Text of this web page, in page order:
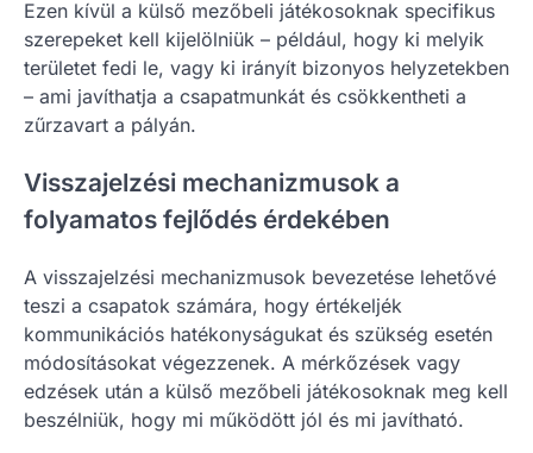
Ezen kívül a külső mezőbeli játékosoknak specifikus
szerepeket kell kijelölniük – például, hogy ki melyik
területet fedi le, vagy ki irányít bizonyos helyzetekben
– ami javíthatja a csapatmunkát és csökkentheti a
zűrzavart a pályán.
Visszajelzési mechanizmusok a
folyamatos fejlődés érdekében
A visszajelzési mechanizmusok bevezetése lehetővé
teszi a csapatok számára, hogy értékeljék
kommunikációs hatékonyságukat és szükség esetén
módosításokat végezzenek. A mérkőzések vagy
edzések után a külső mezőbeli játékosoknak meg kell
beszélniük, hogy mi működött jól és mi javítható.